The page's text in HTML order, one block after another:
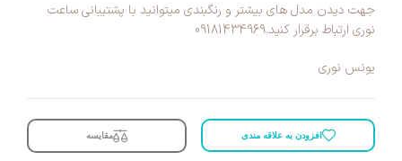
جهت دیدن مدل های بیشتر و رنگبندی میتوانید با پشتیبانی ساعت
نوری ارتباط برقرار کنید.09181434969
یونس نوری
افزودن به علاقه مندی مقایسه